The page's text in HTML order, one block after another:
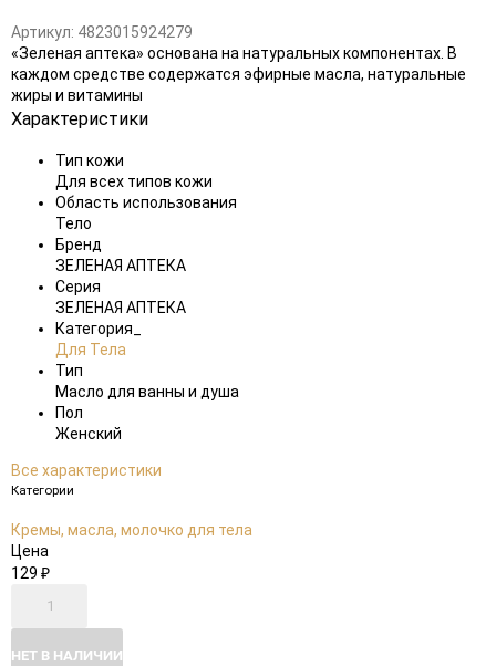
Артикул: 4823015924279
«Зеленая аптека» основана на натуральных компонентах. В
каждом средстве содержатся эфирные масла, натуральные
жиры и витамины
Характеристики
Тип кожи
Для всех типов кожи
Область использования
Тело
Бренд
ЗЕЛЕНАЯ АПТЕКА
Серия
ЗЕЛЕНАЯ АПТЕКА
Категория_
Для Тела
Тип
Масло для ванны и душа
Пол
Женский
Все характеристики
Категории
Кремы, масла, молочко для тела
Цена
129 ₽
НЕТ В НАЛИЧИИ